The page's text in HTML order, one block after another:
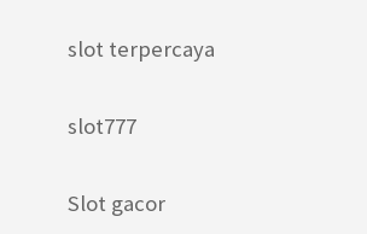
slot terpercaya
slot777
Slot gacor